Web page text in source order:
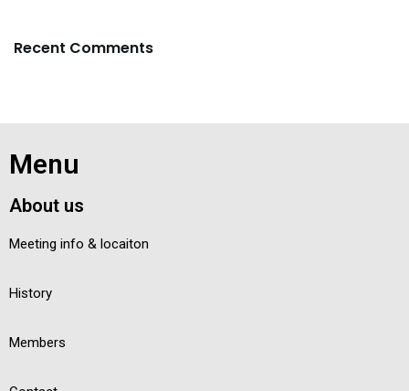
Recent Comments
Menu
About us
Meeting info & locaiton
History
Members